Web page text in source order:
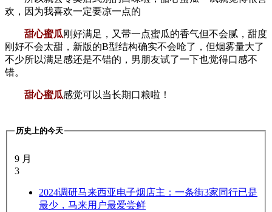
欢，因为我喜欢一定要凉一点的
甜心蜜瓜刚好满足，又带一点蜜瓜的香气但不会腻，甜度
刚好不会太甜，新版的B型结构确实不会呛了，但烟雾量大了
不少所以满足感还是不错的，男朋友试了一下也觉得口感不
错。
甜心蜜瓜感觉可以当长期口粮啦！
历史上的今天
9 月
3
2024调研马来西亚电子烟店主：一条街3家同行已是
最少，马来用户最爱尝鲜